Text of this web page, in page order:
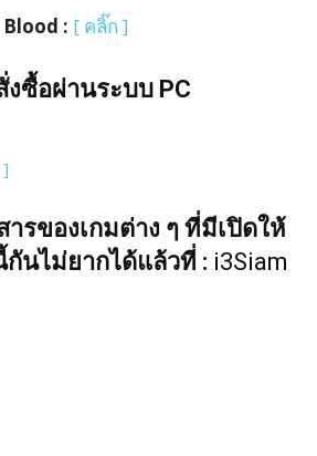
Blood : [ คลิ๊ก ]
ซื้อผ่านระบบ PC
รของเกมต่าง ๆ ที่มีเปิดให้
กันไม่ยากได้แล้วที่ : i3Siam